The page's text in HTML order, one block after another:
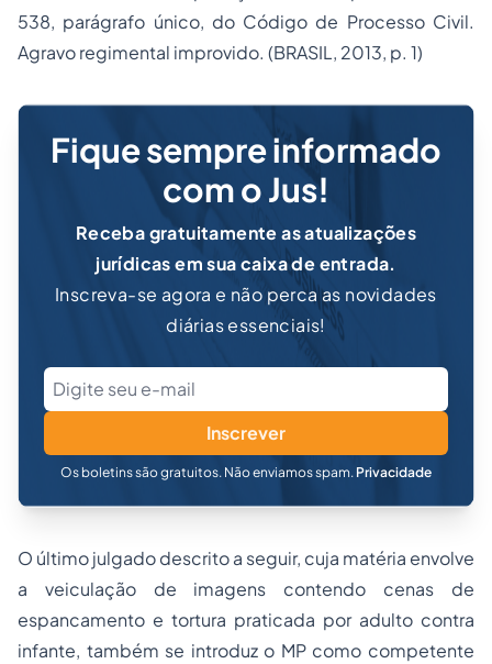
538, parágrafo único, do Código de Processo Civil.
Agravo regimental improvido. (BRASIL, 2013, p. 1)
Fique sempre informado
com o Jus!
Receba gratuitamente as atualizações
jurídicas em sua caixa de entrada.
Inscreva-se agora e não perca as novidades
diárias essenciais!
Inscrever
Os boletins são gratuitos. Não enviamos spam. Privacidade
O último julgado descrito a seguir, cuja matéria envolve
a veiculação de imagens contendo cenas de
espancamento e tortura praticada por adulto contra
infante, também se introduz o MP como competente